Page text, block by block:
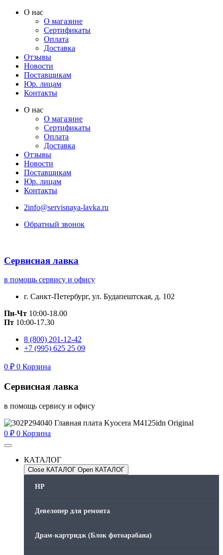
Перейти
содержимому
О нас
О магазине
Сертификаты
Оплата
Доставка
Отзывы
Новости
Поставщикам
Юр. лицам
Контакты
О нас
О магазине
Сертификаты
Оплата
Доставка
Отзывы
Новости
Поставщикам
Юр. лицам
Контакты
2info@servisnaya-lavka.ru
Обратный звонок
Сервисная лавка
в помощь сервису и офису
г. Санкт-Петербург, ул. Будапештская, д. 102
Пн-Чт 10:00-18.00
Пт 10:00-17.30
8 (800) 201-12-42
+7 (995) 625 25 09
0 ₽ 0 Корзина
Сервисная лавка
в помощь сервису и офису
0 ₽ 0 Корзина
КАТАЛОГ
Close КАТАЛОГ Open КАТАЛОГ
HP
Девелопер для ремонта
Драм-картридж (Блок фотоарабана)